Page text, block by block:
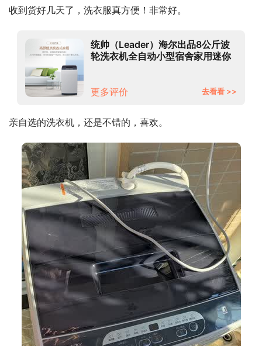
收到货好几天了，洗衣服真方便！非常好。
统帅（Leader）海尔出品8公斤波
轮洗衣机全自动小型宿舍家用迷你
更多评价 去看看 >>
亲自选的洗衣机，还是不错的，喜欢。